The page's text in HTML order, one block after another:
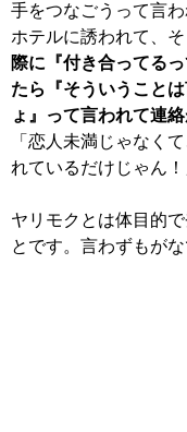
手をつなごうって言
ホテルに誘われて、
際に『付き合ってる
たら『そういうこと
ょ』って言われて連
「恋人未満じゃなく
れているだけじゃん！
ヤリモクとは体目的
とです。言わずもがな